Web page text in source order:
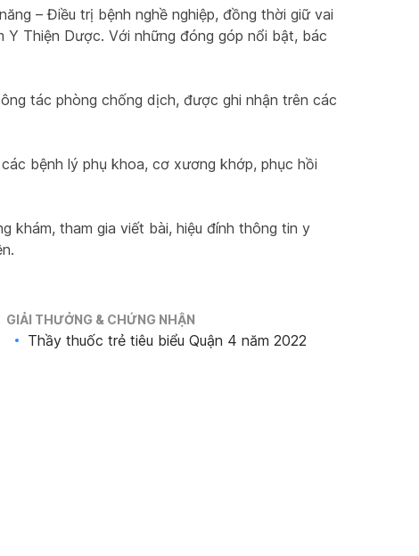
– Điều trị bệnh nghề nghiệp, đồng thời giữ vai
Thiện Dược. Với những đóng góp nổi bật, bác
tác phòng chống dịch, được ghi nhận trên các
bệnh lý phụ khoa, cơ xương khớp, phục hồi
khám, tham gia viết bài, hiệu đính thông tin y
GIẢI THƯỞNG & CHỨNG NHẬN
Thầy thuốc trẻ tiêu biểu Quận 4 năm 2022